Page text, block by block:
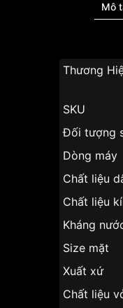
Mô
SKU
Đối tượng
Dòng máy
Chất liệu
Chất liệu
Kháng
Size mặt
Xuất xứ
Chất liệu